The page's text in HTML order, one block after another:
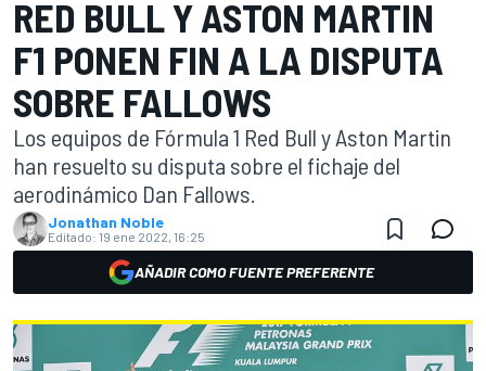
RED BULL Y ASTON MARTIN
F1 PONEN FIN A LA DISPUTA
SOBRE FALLOWS
Los equipos de Fórmula 1 Red Bull y Aston Martin
han resuelto su disputa sobre el fichaje del
aerodinámico Dan Fallows.
Jonathan Noble
Editado: 19 ene 2022, 16:25
AÑADIR COMO FUENTE PREFERENTE